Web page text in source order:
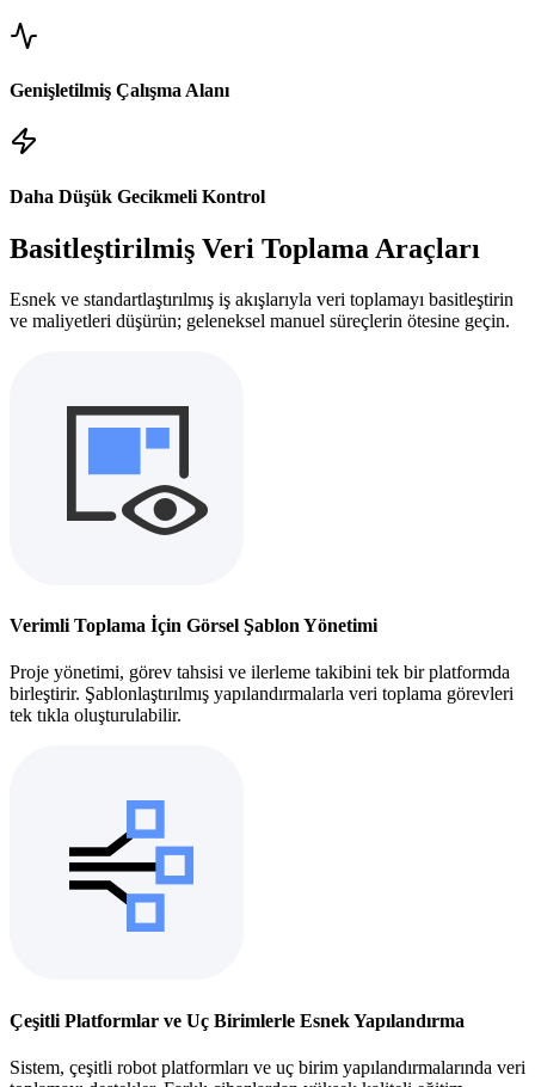
Genişletilmiş Çalışma Alanı
Daha Düşük Gecikmeli Kontrol
Basitleştirilmiş Veri Toplama Araçları
Esnek ve standartlaştırılmış iş akışlarıyla veri toplamayı basitleştirin
ve maliyetleri düşürün; geleneksel manuel süreçlerin ötesine geçin.
Verimli Toplama İçin Görsel Şablon Yönetimi
Proje yönetimi, görev tahsisi ve ilerleme takibini tek bir platformda
birleştirir. Şablonlaştırılmış yapılandırmalarla veri toplama görevleri
tek tıkla oluşturulabilir.
Çeşitli Platformlar ve Uç Birimlerle Esnek Yapılandırma
Sistem, çeşitli robot platformları ve uç birim yapılandırmalarında veri